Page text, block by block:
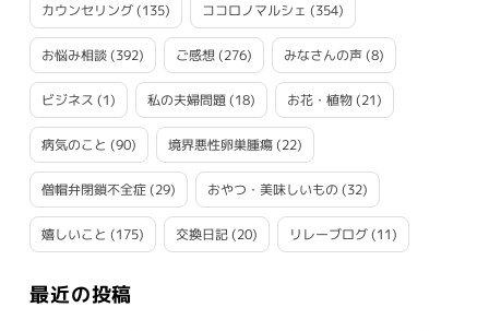
カウンセリング(135) ココロノマルシェ (354)
お悩み相談(392) ご感想(276) みなさんの声(8)
ビジネス (1) 私の夫婦問題(18) お花・植物(21)
病気のこと (90) 境界悪性卵巣腫瘍(22)
僧帽弁閉鎖不全症(29) おやつ・美味しいもの (32)
嬉しいこと (175) 交換日記(20) リレーブログ(11)
最近の投稿